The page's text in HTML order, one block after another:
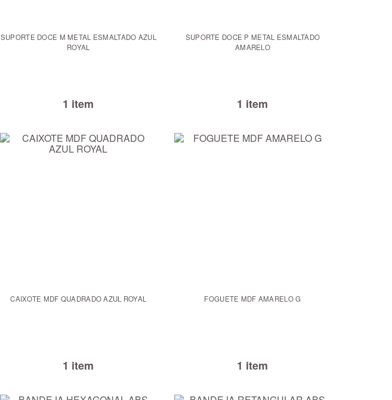
SUPORTE DOCE M METAL ESMALTADO AZUL
ROYAL
1 item
SUPORTE DOCE P METAL ESMALTADO
AMARELO
1 item
CAIXOTE MDF QUADRADO AZUL ROYAL
1 item
FOGUETE MDF AMARELO G
1 item